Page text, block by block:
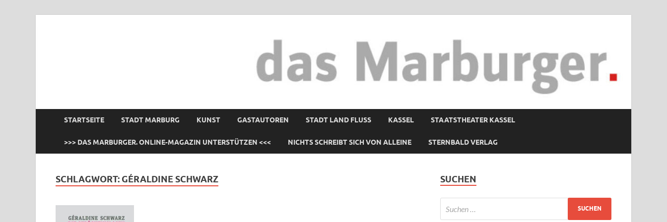
STARTSEITE STADT MARBURG KUNST GASTAUTOREN STADT LAND FLUSS KASSEL STAATSTHEATER KASSEL
>>> DAS MARBURGER. ONLINE-MAGAZIN UNTERSTÜTZEN <<< NICHTS SCHREIBT SICH VON ALLEINE STERNBALD VERLAG
SCHLAGWORT: GÉRALDINE SCHWARZ SUCHEN